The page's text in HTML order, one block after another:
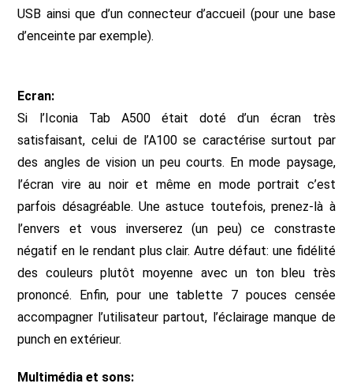
USB ainsi que d’un connecteur d’accueil (pour une base
d’enceinte par exemple).
Ecran:
Si l’Iconia Tab A500 était doté d’un écran très
satisfaisant, celui de l’A100 se caractérise surtout par
des angles de vision un peu courts. En mode paysage,
l’écran vire au noir et même en mode portrait c’est
parfois désagréable. Une astuce toutefois, prenez-là à
l’envers et vous inverserez (un peu) ce constraste
négatif en le rendant plus clair. Autre défaut: une fidélité
des couleurs plutôt moyenne avec un ton bleu très
prononcé. Enfin, pour une tablette 7 pouces censée
accompagner l’utilisateur partout, l’éclairage manque de
punch en extérieur.
Multimédia et sons: